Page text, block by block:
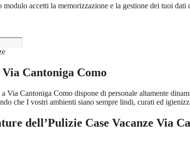
modulo accetti la memorizzazione e la gestione dei tuoi dati
Cantoniga Como
Via Cantoniga Como dispone di personale altamente
che I vostri ambienti siano sempre lindi, curati ed
dell’Pulizie Case Vacanze Via